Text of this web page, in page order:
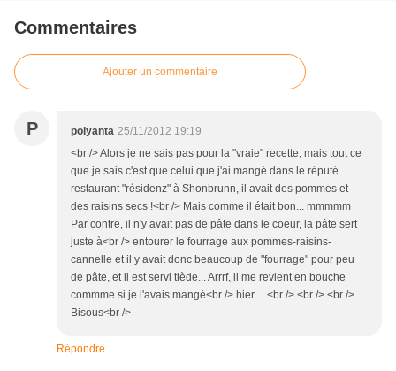
Commentaires
Ajouter un commentaire
P polyanta 25/11/2012 19:19
<br /> Alors je ne sais pas pour la "vraie" recette, mais tout ce
que je sais c'est que celui que j'ai mangé dans le réputé
restaurant "résidenz" à Shonbrunn, il avait des pommes et
des raisins secs !<br /> Mais comme il était bon... mmmmm
Par contre, il n'y avait pas de pâte dans le coeur, la pâte sert
juste à<br /> entourer le fourrage aux pommes-raisins-
cannelle et il y avait donc beaucoup de "fourrage" pour peu
de pâte, et il est servi tiède... Arrrf, il me revient en bouche
commme si je l'avais mangé<br /> hier.... <br /> <br /> <br />
Bisous<br />
Répondre